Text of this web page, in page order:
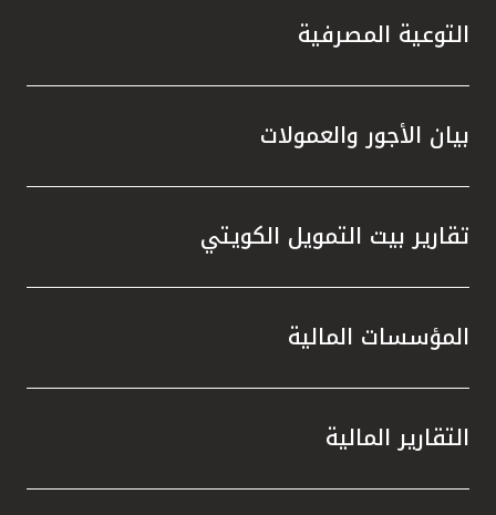
التوعية المصرفية
بيان الأجور والعمولات
تقارير بيت التمويل الكويتي
المؤسسات المالية
التقارير المالية